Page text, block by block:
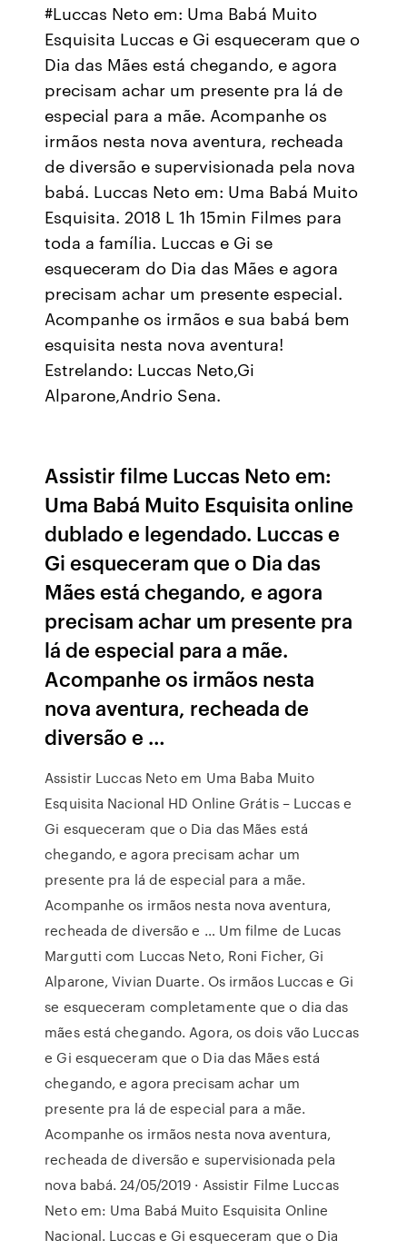
#Luccas Neto em: Uma Babá Muito
Esquisita Luccas e Gi esqueceram que o
Dia das Mães está chegando, e agora
precisam achar um presente pra lá de
especial para a mãe. Acompanhe os
irmãos nesta nova aventura, recheada
de diversão e supervisionada pela nova
babá. Luccas Neto em: Uma Babá Muito
Esquisita. 2018 L 1h 15min Filmes para
toda a família. Luccas e Gi se
esqueceram do Dia das Mães e agora
precisam achar um presente especial.
Acompanhe os irmãos e sua babá bem
esquisita nesta nova aventura!
Estrelando: Luccas Neto,Gi
Alparone,Andrio Sena.
Assistir filme Luccas Neto em:
Uma Babá Muito Esquisita online
dublado e legendado. Luccas e
Gi esqueceram que o Dia das
Mães está chegando, e agora
precisam achar um presente pra
lá de especial para a mãe.
Acompanhe os irmãos nesta
nova aventura, recheada de
diversão e …
Assistir Luccas Neto em Uma Baba Muito
Esquisita Nacional HD Online Grátis – Luccas e
Gi esqueceram que o Dia das Mães está
chegando, e agora precisam achar um
presente pra lá de especial para a mãe.
Acompanhe os irmãos nesta nova aventura,
recheada de diversão e … Um filme de Lucas
Margutti com Luccas Neto, Roni Ficher, Gi
Alparone, Vivian Duarte. Os irmãos Luccas e Gi
se esqueceram completamente que o dia das
mães está chegando. Agora, os dois vão Luccas
e Gi esqueceram que o Dia das Mães está
chegando, e agora precisam achar um
presente pra lá de especial para a mãe.
Acompanhe os irmãos nesta nova aventura,
recheada de diversão e supervisionada pela
nova babá. 24/05/2019 · Assistir Filme Luccas
Neto em: Uma Babá Muito Esquisita Online
Nacional. Luccas e Gi esqueceram que o Dia